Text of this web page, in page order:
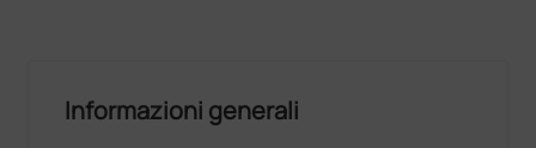
Informazioni generali